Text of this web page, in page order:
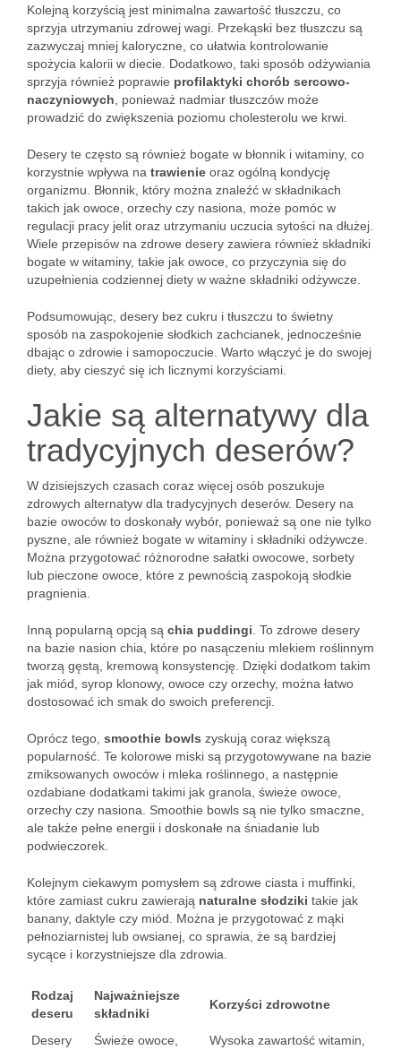
Kolejną korzyścią jest minimalna zawartość tłuszczu, co
sprzyja utrzymaniu zdrowej wagi. Przekąski bez tłuszczu są
zazwyczaj mniej kaloryczne, co ułatwia kontrolowanie
spożycia kalorii w diecie. Dodatkowo, taki sposób odżywiania
sprzyja również poprawie profilaktyki chorób sercowo-
naczyniowych , ponieważ nadmiar tłuszczów może
prowadzić do zwiększenia poziomu cholesterolu we krwi.
Desery te często są również bogate w błonnik i witaminy, co
korzystnie wpływa na trawienie oraz ogólną kondycję
organizmu. Błonnik, który można znaleźć w składnikach
takich jak owoce, orzechy czy nasiona, może pomóc w
regulacji pracy jelit oraz utrzymaniu uczucia sytości na dłużej.
Wiele przepisów na zdrowe desery zawiera również składniki
bogate w witaminy, takie jak owoce, co przyczynia się do
uzupełnienia codziennej diety w ważne składniki odżywcze.
Podsumowując, desery bez cukru i tłuszczu to świetny
sposób na zaspokojenie słodkich zachcianek, jednocześnie
dbając o zdrowie i samopoczucie. Warto włączyć je do swojej
diety, aby cieszyć się ich licznymi korzyściami.
Jakie są alternatywy dla
tradycyjnych deserów?
W dzisiejszych czasach coraz więcej osób poszukuje
zdrowych alternatyw dla tradycyjnych deserów. Desery na
bazie owoców to doskonały wybór, ponieważ są one nie tylko
pyszne, ale również bogate w witaminy i składniki odżywcze.
Można przygotować różnorodne sałatki owocowe, sorbety
lub pieczone owoce, które z pewnością zaspokoją słodkie
pragnienia.
Inną popularną opcją są chia puddingi . To zdrowe desery
na bazie nasion chia, które po nasączeniu mlekiem roślinnym
tworzą gęstą, kremową konsystencję. Dzięki dodatkom takim
jak miód, syrop klonowy, owoce czy orzechy, można łatwo
dostosować ich smak do swoich preferencji.
Oprócz tego, smoothie bowls zyskują coraz większą
popularność. Te kolorowe miski są przygotowywane na bazie
zmiksowanych owoców i mleka roślinnego, a następnie
ozdabiane dodatkami takimi jak granola, świeże owoce,
orzechy czy nasiona. Smoothie bowls są nie tylko smaczne,
ale także pełne energii i doskonałe na śniadanie lub
podwieczorek.
Kolejnym ciekawym pomysłem są zdrowe ciasta i muffinki,
które zamiast cukru zawierają naturalne słodziki takie jak
banany, daktyle czy miód. Można je przygotować z mąki
pełnoziarnistej lub owsianej, co sprawia, że są bardziej
sycące i korzystniejsze dla zdrowia.
Rodzaj
deseru
Najważniejsze
składniki
Korzyści zdrowotne
Desery
Świeże owoce,
Wysoka zawartość witamin,